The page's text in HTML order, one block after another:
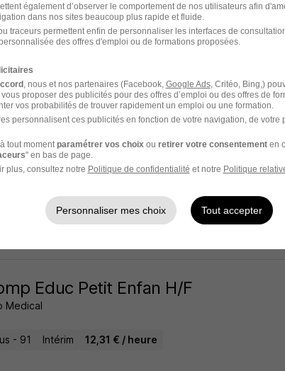
- 78 Intérim 12,31 € / heure
Educ Petit Enfan H/F
Medical
Educ Petit Enfan H/F
Medical
- 91 Intérim 12,31 € / heure
également d’observer le comportement de nos utilisateurs afin
dans nos sites beaucoup plus rapide et fluide.
traceurs permettent enfin de personnaliser les interfaces de
des offres d'emploi ou de formations proposées.
, nous et nos partenaires (Facebook, Google Ads, Critéo, Bing,)
proposer des publicités pour des offres d’emploi ou des offres de
vos probabilités de trouver rapidement un emploi ou une formation.
personnalisent ces publicités en fonction de votre navigation, de votre
tout moment paramétrer vos choix ou retirer votre consentementen
" en bas de page.
plus, consultez notre Politique de confidentialité et notre Politique
Personnaliser mes choix Tout accepter